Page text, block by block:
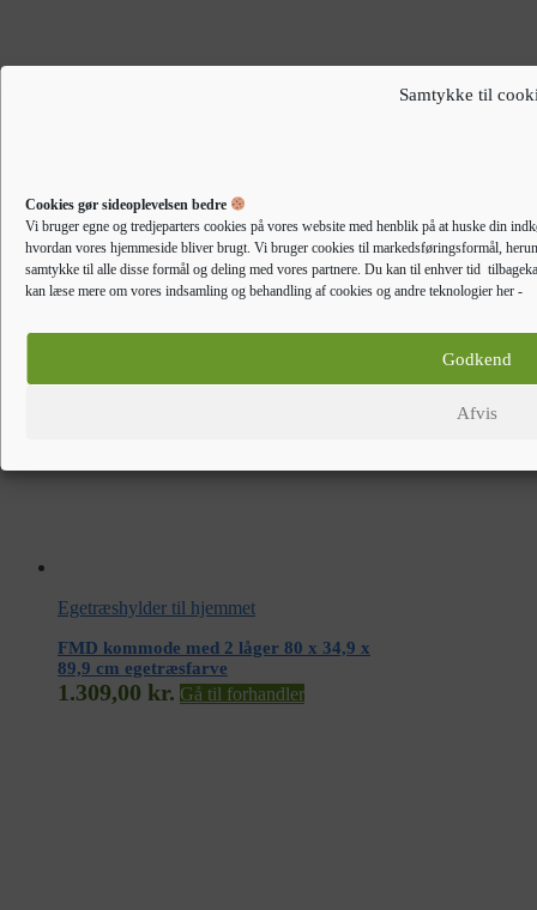
Samtykke til
Cookies gør sideoplevelsen bedre
Vi bruger egne og tredjeparters cookies på vores website med henblik på at huske din
hvordan vores hjemmeside bliver brugt. Vi bruger cookies til markedsføringsformål,
samtykke til alle disse formål og deling med vores partnere. Du kan til enhver tid
kan læse mere om vores indsamling og behandling af cookies og andre teknologier her -
Godkend
Afvis
451,00kr. Gå til forhandler
Egetræshylder til hjemmet
FMD kommode med 2 låger 80 x 34,9 x
89,9 cm egetræsfarve
1.309,00 kr. Gå til forhandler